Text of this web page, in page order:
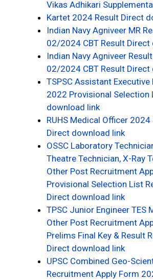
Vikas Adhikari
Kartet 2024 Result Direct
Indian Navy Agniveer MR
02/2024 CBT Result
Indian Navy Agniveer
02/2024 CBT Result
TSPSC Assistant Executive
2022 Provisional Selection
download link
RUHS Medical Officer 2024
Direct download link
OSSC Laboratory
Theatre Technician, X-Ray
Other Post Recruitment
Provisional Selection List
Direct download link
TPSC Junior Engineer TES
Other Post Recruitment
Prelims Final Key & Result
Direct download link
UPSC Combined Geo-
Recruitment Apply Form